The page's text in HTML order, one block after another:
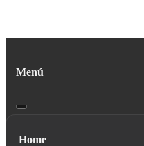
Menú
Home